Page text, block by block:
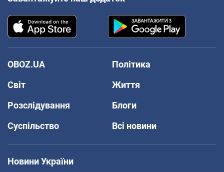
OBOZ.UA
Політика
Світ
Життя
Розслідування
Блоги
Суспільство
Всі новини
Новини України